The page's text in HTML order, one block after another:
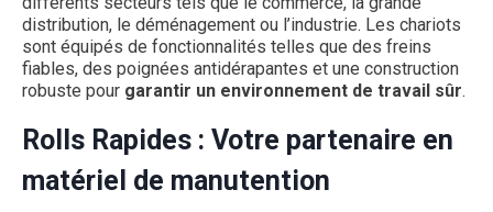
distribution, le déménagement ou l’industrie. Les chariots
sont équipés de fonctionnalités telles que des freins
fiables, des poignées antidérapantes et une construction
robuste pour garantir un environnement de travail sûr.
Rolls Rapides : Votre partenaire en
matériel de manutention